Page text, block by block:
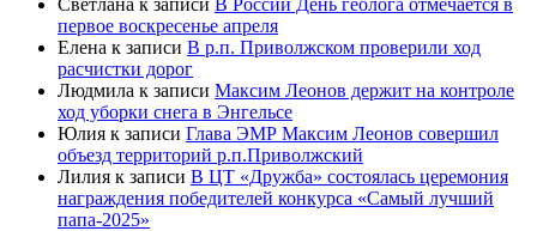
первое воскресенье апреля
Елена к записи В р.п. Приволжском проверили ход
расчистки дорог
Людмила к записи Максим Леонов держит на контроле
ход уборки снега в Энгельсе
Юлия к записи Глава ЭМР Максим Леонов совершил
объезд территорий р.п.Приволжский
Лилия к записи В ЦТ «Дружба» состоялась церемония
награждения победителей конкурса «Самый лучший
папа-2025»